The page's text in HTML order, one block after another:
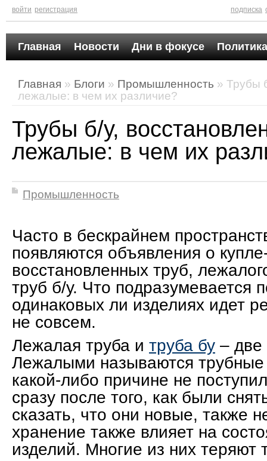
войти регистрация подписка
Главная Новости Дни в фокусе
Главная » Блоги » Промышленность » Трубы
лежалые: в чем их различие?
Трубы б/у,
лежалые: в чем их
Промышленность
Часто в бескрайнем
появляются объявления о
восстановленных труб,
труб б/у. Что подразумевается
одинаковых ли изделиях идет
не совсем.
Лежалая труба и труба бу –
Лежалыми называются трубные
какой-либо причине не
сразу после того, как были
сказать, что они новые, также
хранение также влияет на
изделий. Многие из них теряют